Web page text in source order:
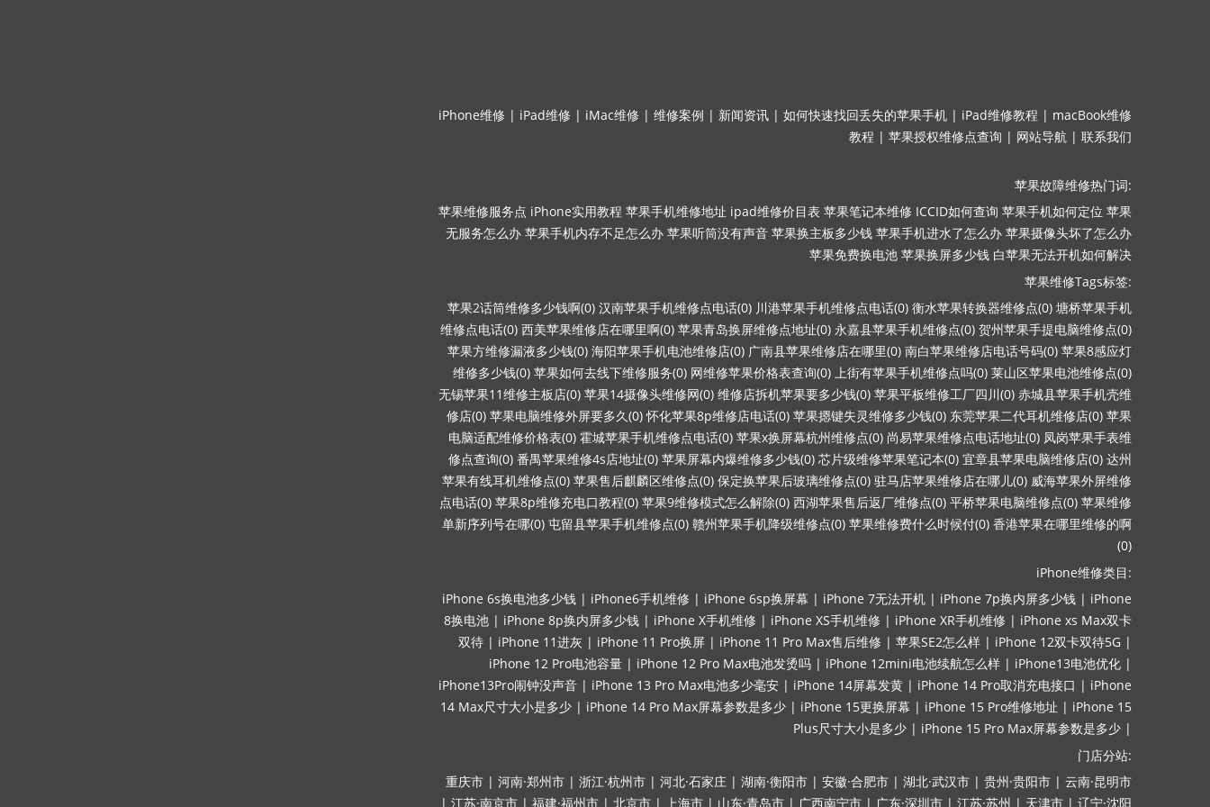
iPhone维修 | iPad维修 | iMac维修 | 维修案例 | 新闻资讯 | 如何快速找回丢失的苹果手机 | iPad维修教程 | macBook维修
教程 | 苹果授权维修点查询 | 网站导航 | 联系我们
苹果故障维修热门词:
苹果维修服务点 iPhone实用教程 苹果手机维修地址 ipad维修价目表 苹果笔记本维修 ICCID如何查询 苹果手机如何定位 苹果
无服务怎么办 苹果手机内存不足怎么办 苹果听筒没有声音 苹果换主板多少钱 苹果手机进水了怎么办 苹果摄像头坏了怎么办
苹果免费换电池 苹果换屏多少钱 白苹果无法开机如何解决
苹果维修Tags标签:
苹果2话筒维修多少钱啊(0) 汉南苹果手机维修点电话(0) 川港苹果手机维修点电话(0) 衡水苹果转换器维修点(0) 塘桥苹果手机
维修点电话(0) 西美苹果维修店在哪里啊(0) 苹果青岛换屏维修点地址(0) 永嘉县苹果手机维修点(0) 贺州苹果手提电脑维修点(0)
苹果方维修漏液多少钱(0) 海阳苹果手机电池维修店(0) 广南县苹果维修店在哪里(0) 南白苹果维修店电话号码(0) 苹果8感应灯
维修多少钱(0) 苹果如何去线下维修服务(0) 网维修苹果价格表查询(0) 上街有苹果手机维修点吗(0) 莱山区苹果电池维修点(0)
无锡苹果11维修主板店(0) 苹果14摄像头维修网(0) 维修店拆机苹果要多少钱(0) 苹果平板维修工厂四川(0) 赤城县苹果手机壳维
修店(0) 苹果电脑维修外屏要多久(0) 怀化苹果8p维修店电话(0) 苹果摁键失灵维修多少钱(0) 东莞苹果二代耳机维修店(0) 苹果
电脑适配维修价格表(0) 霍城苹果手机维修点电话(0) 苹果x换屏幕杭州维修点(0) 尚易苹果维修点电话地址(0) 凤岗苹果手表维
修点查询(0) 番禺苹果维修4s店地址(0) 苹果屏幕内爆维修多少钱(0) 芯片级维修苹果笔记本(0) 宜章县苹果电脑维修店(0) 达州
苹果有线耳机维修点(0) 苹果售后麒麟区维修点(0) 保定换苹果后玻璃维修点(0) 驻马店苹果维修店在哪儿(0) 威海苹果外屏维修
点电话(0) 苹果8p维修充电口教程(0) 苹果9维修模式怎么解除(0) 西湖苹果售后返厂维修点(0) 平桥苹果电脑维修点(0) 苹果维修
单新序列号在哪(0) 屯留县苹果手机维修点(0) 赣州苹果手机降级维修点(0) 苹果维修费什么时候付(0) 香港苹果在哪里维修的啊
(0)
iPhone维修类目:
iPhone 6s换电池多少钱 | iPhone6手机维修 | iPhone 6sp换屏幕 | iPhone 7无法开机 | iPhone 7p换内屏多少钱 | iPhone
8换电池 | iPhone 8p换内屏多少钱 | iPhone X手机维修 | iPhone XS手机维修 | iPhone XR手机维修 | iPhone xs Max双卡
双待 | iPhone 11进灰 | iPhone 11 Pro换屏 | iPhone 11 Pro Max售后维修 | 苹果SE2怎么样 | iPhone 12双卡双待5G |
iPhone 12 Pro电池容量 | iPhone 12 Pro Max电池发烫吗 | iPhone 12mini电池续航怎么样 | iPhone13电池优化 |
iPhone13Pro闹钟没声音 | iPhone 13 Pro Max电池多少毫安 | iPhone 14屏幕发黄 | iPhone 14 Pro取消充电接口 | iPhone
14 Max尺寸大小是多少 | iPhone 14 Pro Max屏幕参数是多少 | iPhone 15更换屏幕 | iPhone 15 Pro维修地址 | iPhone 15
Plus尺寸大小是多少 | iPhone 15 Pro Max屏幕参数是多少 |
门店分站:
重庆市 | 河南·郑州市 | 浙江·杭州市 | 河北·石家庄 | 湖南·衡阳市 | 安徽·合肥市 | 湖北·武汉市 | 贵州·贵阳市 | 云南·昆明市
| 江苏·南京市 | 福建·福州市 | 北京市 | 上海市 | 山东·青岛市 | 广西南宁市 | 广东·深圳市 | 江苏·苏州 | 天津市 | 辽宁·沈阳